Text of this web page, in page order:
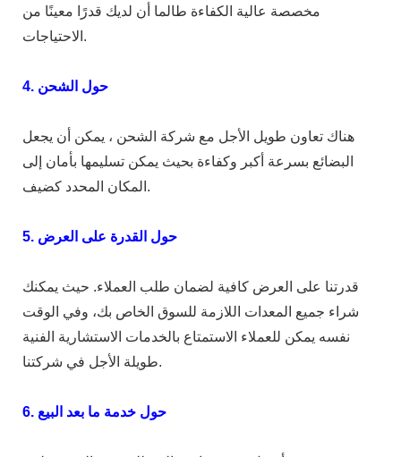
مخصصة عالية الكفاءة طالما أن لديك قدرًا معينًا من
الاحتياجات.
4. حول الشحن
هناك تعاون طويل الأجل مع شركة الشحن ، يمكن أن يجعل
البضائع بسرعة أكبر وكفاءة بحيث يمكن تسليمها بأمان إلى
المكان المحدد كضيف.
5. حول القدرة على العرض
قدرتنا على العرض كافية لضمان طلب العملاء. حيث يمكنك
شراء جميع المعدات اللازمة للسوق الخاص بك، وفي الوقت
نفسه يمكن للعملاء الاستمتاع بالخدمات الاستشارية الفنية
طويلة الأجل في شركتنا.
6. حول خدمة ما بعد البيع